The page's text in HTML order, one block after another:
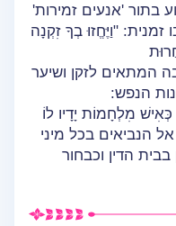
בתור 'אנעים זמירות'
"וַיֶּחֱזוּ בְךָ זִקְנָה
המתאים לזקן ושיער
הנפש:
מִלְחָמוֹת יָדָיו לוֹ
הנביאים בכל מיני
בבית הדין וכבחור